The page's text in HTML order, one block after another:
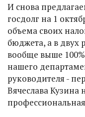
И снова
госдолг на 1
объема своих
бюджета, а в двух
вообще выше
нашего
руководителя -
Вячеслава Кузина